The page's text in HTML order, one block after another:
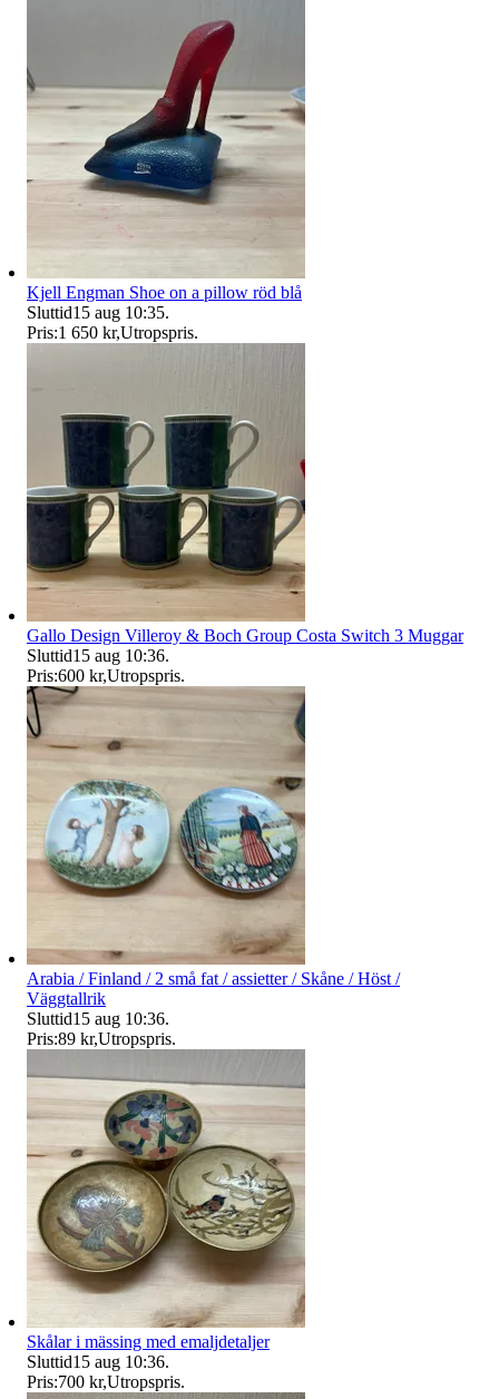
Kjell Engman Shoe on a pillow röd blå
Sluttid15 aug 10:35.
Pris:1 650 kr,Utropspris.
Gallo Design Villeroy & Boch Group Costa Switch 3 Muggar
Sluttid15 aug 10:36.
Pris:600 kr,Utropspris.
Arabia / Finland / 2 små fat / assietter / Skåne / Höst /
Väggtallrik
Sluttid15 aug 10:36.
Pris:89 kr,Utropspris.
Skålar i mässing med emaljdetaljer
Sluttid15 aug 10:36.
Pris:700 kr,Utropspris.